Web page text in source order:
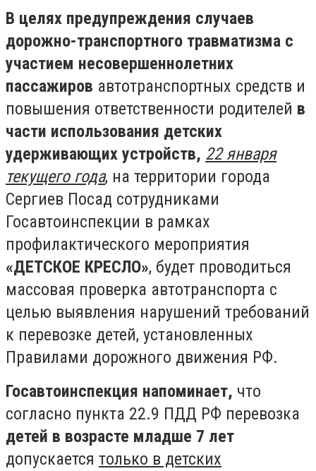
В целях предупреждения случаев
дорожно-транспортного травматизма с
участием несовершеннолетних
пассажиров автотранспортных средств и
повышения ответственности родителей в
части использования детских
удерживающих устройств, 22 января
текущего года, на территории города
Сергиев Посад сотрудниками
Госавтоинспекции в рамках
профилактического мероприятия
«ДЕТСКОЕ КРЕСЛО», будет проводиться
массовая проверка автотранспорта с
целью выявления нарушений требований
к перевозке детей, установленных
Правилами дорожного движения РФ.
Госавтоинспекция напоминает, что
согласно пункта 22.9 ПДД РФ перевозка
детей в возрасте младше 7 лет
допускается только в детских